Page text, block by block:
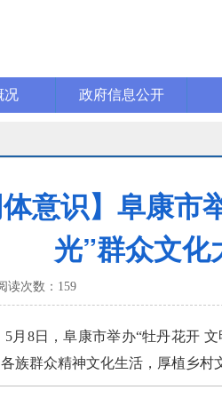
况 政府信息公开
体意识】阜康
光”群众文化
读次数： 159
8日，阜康市举办“牡丹花开 文
族群众精神文化生活，厚植乡村